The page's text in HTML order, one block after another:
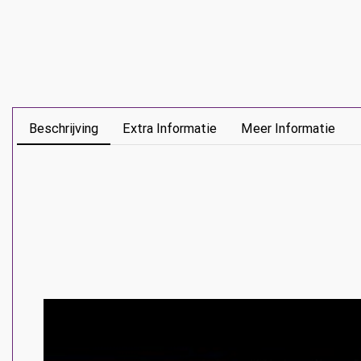
Beschrijving Extra Informatie Meer Informatie